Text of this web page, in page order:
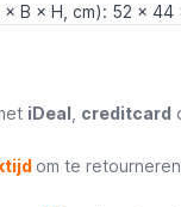
B × H, cm): 52 x 44
iDeal creditcard
om te